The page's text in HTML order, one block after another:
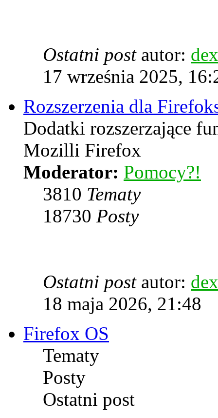
Ostatni postautor:
17 września 2025,
Rozszerzenia dla
Dodatki rozszerzające
Mozilli Firefox
Moderator: Pomocy?!
3810 Tematy
18730 Posty
Ostatni postautor:
18 maja 2026, 21:48
Firefox OS
Tematy
Posty
Ostatni post